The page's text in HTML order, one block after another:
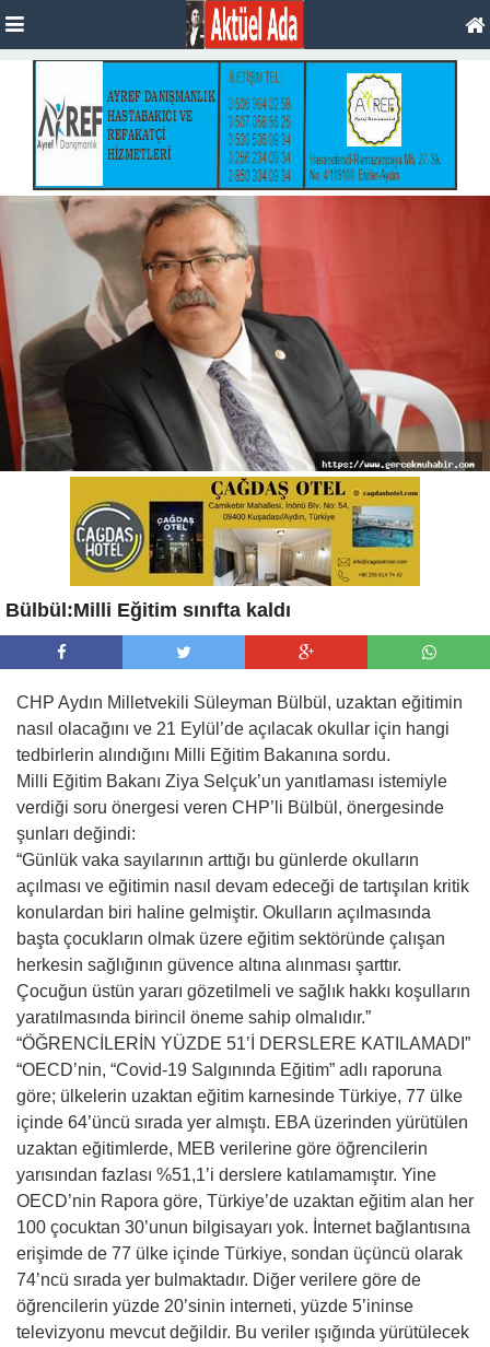
Bülbül:Milli Eğitim sınıfta kaldı
CHP Aydın Milletvekili Süleyman Bülbül, uzaktan eğitimin
nasıl olacağını ve 21 Eylül’de açılacak okullar için hangi
tedbirlerin alındığını Milli Eğitim Bakanına sordu.
Milli Eğitim Bakanı Ziya Selçuk’un yanıtlaması istemiyle
verdiği soru önergesi veren CHP’li Bülbül, önergesinde
şunları değindi:
“Günlük vaka sayılarının arttığı bu günlerde okulların
açılması ve eğitimin nasıl devam edeceği de tartışılan kritik
konulardan biri haline gelmiştir. Okulların açılmasında
başta çocukların olmak üzere eğitim sektöründe çalışan
herkesin sağlığının güvence altına alınması şarttır.
Çocuğun üstün yararı gözetilmeli ve sağlık hakkı koşulların
yaratılmasında birincil öneme sahip olmalıdır.”
“ÖĞRENCİLERİN YÜZDE 51’İ DERSLERE KATILAMADI”
“OECD’nin, “Covid-19 Salgınında Eğitim” adlı raporuna
göre; ülkelerin uzaktan eğitim karnesinde Türkiye, 77 ülke
içinde 64’üncü sırada yer almıştı. EBA üzerinden yürütülen
uzaktan eğitimlerde, MEB verilerine göre öğrencilerin
yarısından fazlası %51,1’i derslere katılamamıştır. Yine
OECD’nin Rapora göre, Türkiye’de uzaktan eğitim alan her
100 çocuktan 30’unun bilgisayarı yok. İnternet bağlantısına
erişimde de 77 ülke içinde Türkiye, sondan üçüncü olarak
74’ncü sırada yer bulmaktadır. Diğer verilere göre de
öğrencilerin yüzde 20’sinin interneti, yüzde 5’ininse
televizyonu mevcut değildir. Bu veriler ışığında yürütülecek